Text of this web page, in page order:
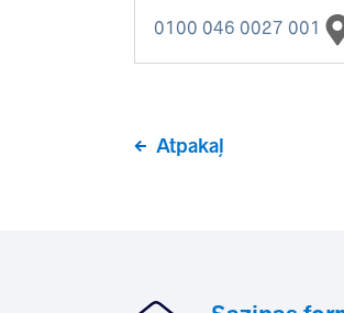
0100 046 0027 001
Atpakaļ